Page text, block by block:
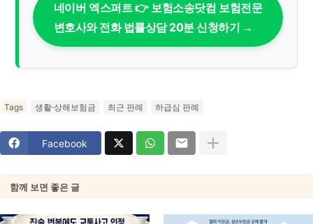
네이버 엑스퍼트 👉 보험소송닷컴 보험전문
변호사와 전화 법률상담 20분 신청하기 →
Tags 생활·상해보험금 최근 판례 하급심 판례
Facebook
함께 보면 좋은 글